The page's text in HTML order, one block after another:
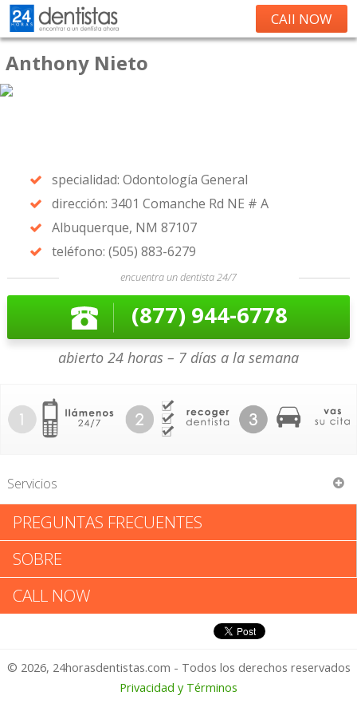
CAll NOW
Anthony Nieto
specialidad: Odontología General
dirección: 3401 Comanche Rd NE # A
Albuquerque, NM 87107
teléfono: (505) 883-6279
encuentra un dentista 24/7
(877) 944-6778
abierto 24 horas – 7 días a la semana
Servicios
Anthony Nieto
Anthony Nieto: Califica tu
Experiencia
1 – No Feliz
PREGUNTAS FRECUENTES
SOBRE
CALL NOW
© 2026, 24horasdentistas.com - Todos los derechos reservados
Privacidad y Términos